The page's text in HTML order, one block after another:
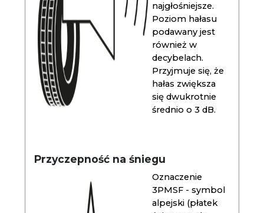
najgłośniejsze.
Poziom hałasu
podawany jest
również w
decybelach.
Przyjmuje się, że
hałas zwiększa
się dwukrotnie
średnio o 3 dB.
Przyczepność na śniegu
Oznaczenie
3PMSF - symbol
alpejski (płatek